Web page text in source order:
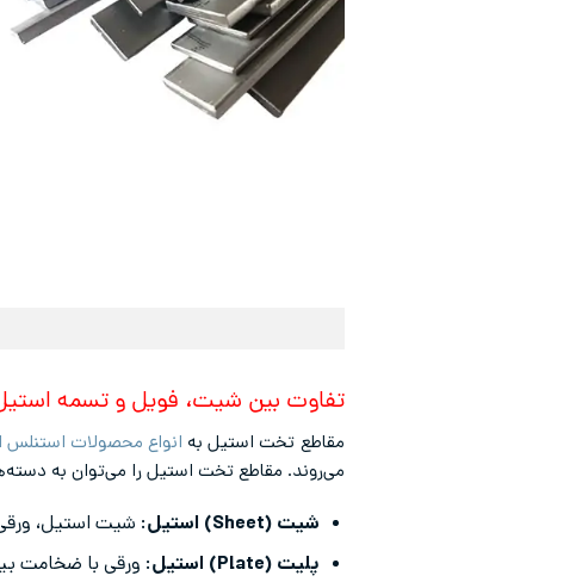
تفاوت بین شیت، فویل و تسمه
مقاطع تخت استیل به انواع محصولات استنلس
می‌روند. مقاطع تخت استیل را می‌توان به
شیت (Sheet) استیل
: شیت استیل، ورقی با ضخامت کمتر از 5
پلیت (Plate) استیل
: ورقی با ضخامت بیشتر یا مساوی 5 میلی‌متر که عرض بیشتر از